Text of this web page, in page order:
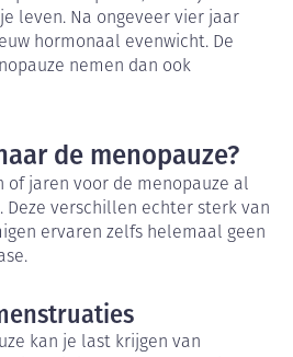
leven. Na ongeveer vier jaar
hormonaal evenwicht. De
nemen dan ook
de menopauze?
of jaren voor de menopauze al
Deze verschillen echter sterk van
ervaren zelfs helemaal geen
kan je last krijgen van